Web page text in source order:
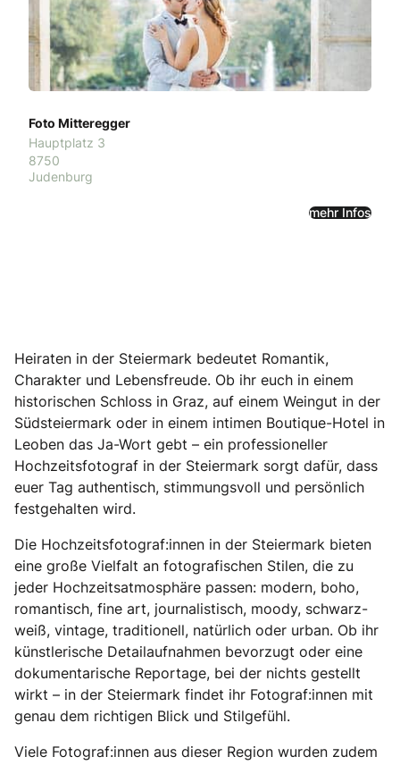
Foto Mitteregger
Hauptplatz 3
8750
Judenburg
mehr Infos
Heiraten in der Steiermark bedeutet Romantik,
Charakter und Lebensfreude. Ob ihr euch in einem
historischen Schloss in Graz, auf einem Weingut in der
Südsteiermark oder in einem intimen Boutique-Hotel in
Leoben das Ja-Wort gebt – ein professioneller
Hochzeitsfotograf in der Steiermark sorgt dafür, dass
euer Tag authentisch, stimmungsvoll und persönlich
festgehalten wird.
Die Hochzeitsfotograf:innen in der Steiermark bieten
eine große Vielfalt an fotografischen Stilen, die zu
jeder Hochzeitsatmosphäre passen: modern, boho,
romantisch, fine art, journalistisch, moody, schwarz-
weiß, vintage, traditionell, natürlich oder urban. Ob ihr
künstlerische Detailaufnahmen bevorzugt oder eine
dokumentarische Reportage, bei der nichts gestellt
wirkt – in der Steiermark findet ihr Fotograf:innen mit
genau dem richtigen Blick und Stilgefühl.
Viele Fotograf:innen aus dieser Region wurden zudem